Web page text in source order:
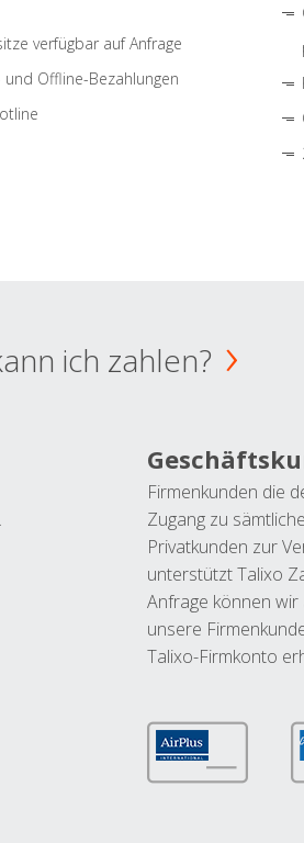
verfügbar auf Anfrage
und Offline-Bezahlungen
ich zahlen?
Firmenkunden die
Zugang zu
Privatkunden zur
unterstützt Talixo
Anfrage können
unsere
Talixo-Firmkonto